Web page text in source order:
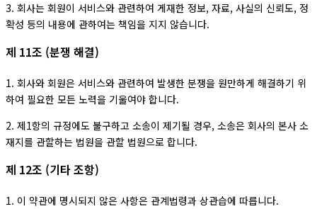
3. 회사는 회원이 서비스와 관련하여 게재한 정보, 자료, 사실의 신뢰도, 정
확성 등의 내용에 관하여는 책임을 지지 않습니다.
제 11조 (분쟁 해결)
1. 회사와 회원은 서비스와 관련하여 발생한 분쟁을 원만하게 해결하기 위
하여 필요한 모든 노력을 기울여야 합니다.
2. 제1항의 규정에도 불구하고 소송이 제기될 경우, 소송은 회사의 본사 소
재지를 관할하는 법원을 관할 법원으로 합니다.
제 12조 (기타 조항)
1. 이 약관에 명시되지 않은 사항은 관계법령과 상관습에 따릅니다.